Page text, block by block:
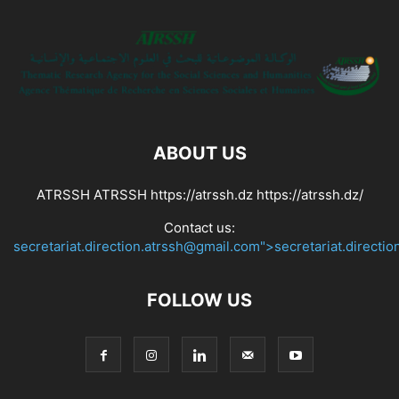
ABOUT US
ATRSSH ATRSSH https://atrssh.dz https://atrssh.dz/
Contact us:
FOLLOW US